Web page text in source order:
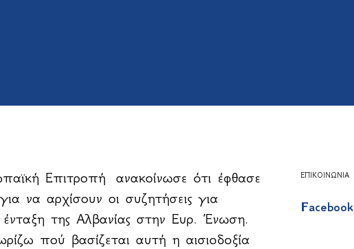
Επιτροπή ανακοίνωσε ότι έφθασε
να αρχίσουν οι συζητήσεις για
της Αλβανίας στην Ευρ. Ένωση.
πού βασίζεται αυτή η αισιοδοξία
ΕΠΙΚΟΙΝΩΝΊΑ
Facebook